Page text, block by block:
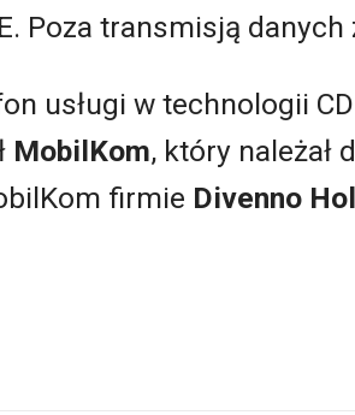
Poza transmisją
usługi w technologii
MobilKom, który należał
firmie Divenno